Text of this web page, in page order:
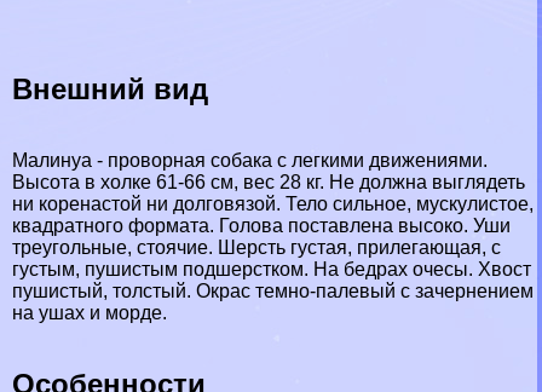
Внешний вид
Малинуа - проворная собака с легкими движениями.
Высота в холке 61-66 см, вес 28 кг. Не должна выглядеть
ни коренастой ни долговязой. Тело сильное, мускулистое,
квадратного формата. Голова поставлена высоко. Уши
треугольные, стоячие. Шерсть густая, прилегающая, с
густым, пушистым подшерстком. На бедрах очесы. Хвост
пушистый, толстый. Окрас темно-палевый с зачернением
на ушах и морде.
Особенности